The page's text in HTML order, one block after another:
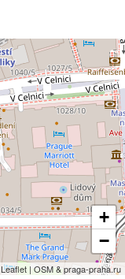
+
−
Leaflet | OSM & praga-praha.ru